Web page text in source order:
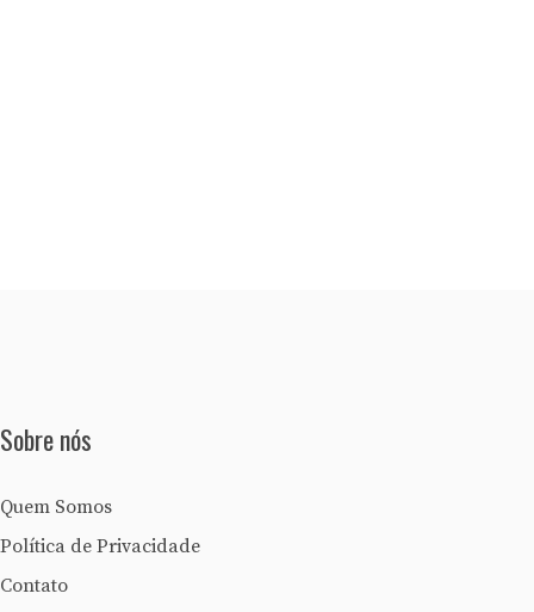
Sobre nós
Quem Somos
Política de Privacidade
Contato